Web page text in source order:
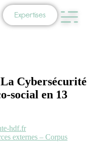
Expertises
La Cybersécurité
social en 13
hdf.fr
externes – Corpus